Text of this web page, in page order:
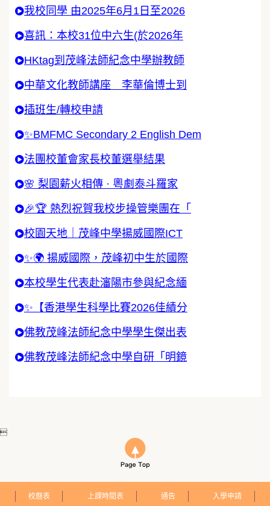
我校同學 由2025年6月1日至2026
喜訊：本校31位中六生(於2026年
HKtag到茂峰法師紀念中學辦教師
中華文化教師講座 李華倫博士到
插班生/轉校申請
✨BMFMC Secondary 2 English Dem
法團校董會家長校董選舉結果
🌸 梨園薪火相傳 · 粵劇泰斗羅家
🎉🏆 熱烈祝賀我校步操管樂團在「
校園天地｜茂峰中學揚威國際ICT
✨🌍 揚威國際，茂峰初中生於國際
本校學生代表赴瀋陽市參與紀念緬
✨【香港學生科學比賽2026佳績分
佛教茂峰法師紀念中學學生傑出表
佛教茂峰法師紀念中學自研「明鏡

校曆表 上課時間表 通告 入學申請